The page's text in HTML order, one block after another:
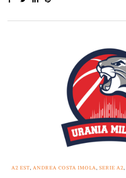
A2 EST, ANDREA COSTA IMOLA, SERIE A2,